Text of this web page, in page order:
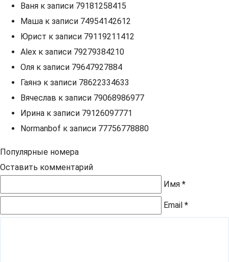
Ваня к записи 79181258415
Маша к записи 74954142612
Юрист к записи 79119211412
Alex к записи 79279384210
Оля к записи 79647927884
Гаянэ к записи 78622334633
Вячеслав к записи 79068986977
Ирина к записи 79126097771
Normanbof к записи 77756778880
Популярные номера
Оставить комментарий
Имя *
Email *